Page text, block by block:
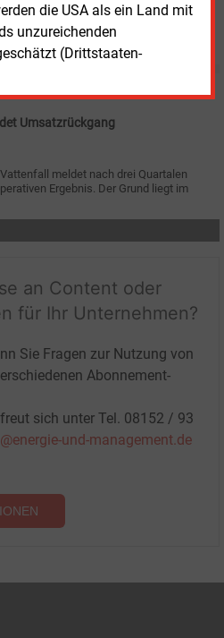
die USA als ein Land mit
unzureichenden
(Drittstaaten-
nach neun Monaten Rückgänge beim
für 2025 will das Management
Umsatzrückgang
meldet nach drei Quartalen
Ergebnis. Der Grund liegt im
an Content oder
für Ihr Unternehmen?
Sie Fragen zur Nutzung von
Abonnement-
sich unter Tel. 08152 / 93
und-management.de